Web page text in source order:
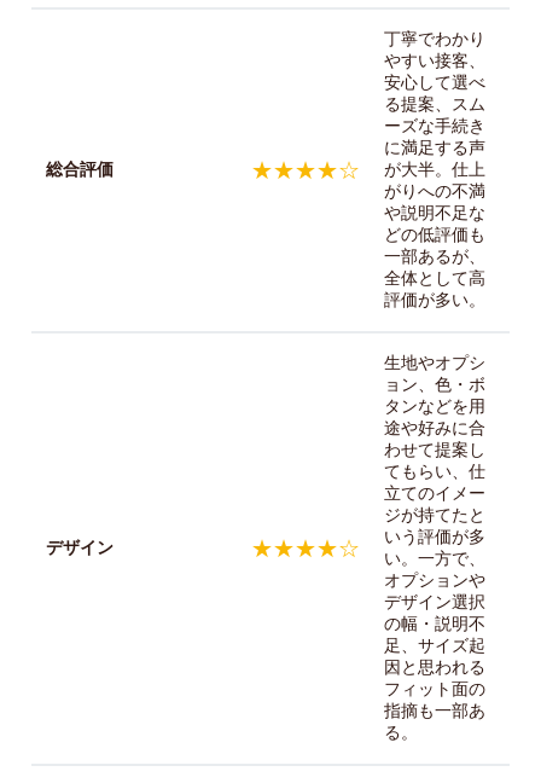
総合評価 ★★★★☆
丁寧でわかり
やすい接客、
安心して選べ
る提案、スム
ーズな手続き
に満足する声
が大半。仕上
がりへの不満
や説明不足な
どの低評価も
一部あるが、
全体として高
評価が多い。
デザイン ★★★★☆
生地やオプシ
ョン、色・ボ
タンなどを用
途や好みに合
わせて提案し
てもらい、仕
立てのイメー
ジが持てたと
いう評価が多
い。一方で、
オプションや
デザイン選択
の幅・説明不
足、サイズ起
因と思われる
フィット面の
指摘も一部あ
る。